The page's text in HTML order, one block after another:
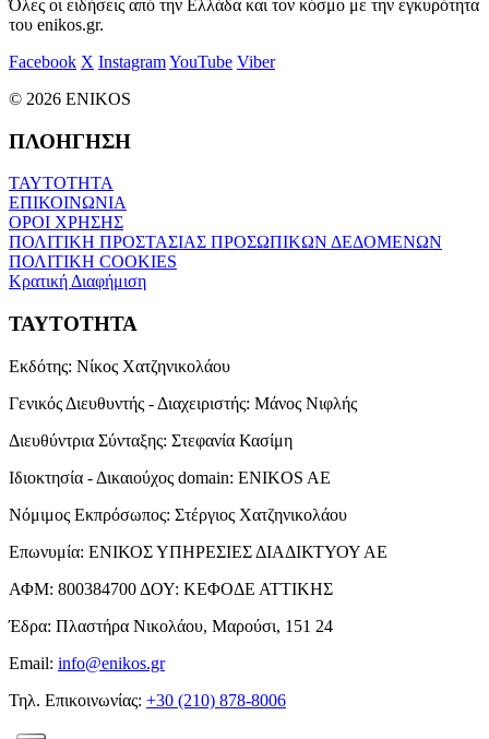
Όλες οι ειδήσεις από την Ελλάδα και τον κόσμο με την εγκυρότητα
του enikos.gr.
Facebook X InstagramYouTube Viber
© 2026 ENIKOS
ΠΛΟΗΓΗΣΗ
ΤΑΥΤΟΤΗΤΑ
ΕΠΙΚΟΙΝΩΝΙΑ
ΟΡΟΙ ΧΡΗΣΗΣ
ΠΟΛΙΤΙΚΗ ΠΡΟΣΤΑΣΙΑΣ ΠΡΟΣΩΠΙΚΩΝ ΔΕΔΟΜΕΝΩΝ
ΠΟΛΙΤΙΚΗ COOKIES
Κρατική Διαφήμιση
ΤΑΥΤΟΤΗΤΑ
Εκδότης: Νίκος Χατζηνικολάου
Γενικός Διευθυντής - Διαχειριστής: Μάνος Νιφλής
Διευθύντρια Σύνταξης: Στεφανία Κασίμη
Ιδιοκτησία - Δικαιούχος domain: ENIKOS AE
Νόμιμος Εκπρόσωπος: Στέργιος Χατζηνικολάου
Επωνυμία: ΕΝΙΚΟΣ ΥΠΗΡΕΣΙΕΣ ΔΙΑΔΙΚΤΥΟΥ ΑΕ
ΑΦΜ: 800384700 ΔΟΥ: ΚΕΦΟΔΕ ΑΤΤΙΚΗΣ
Έδρα: Πλαστήρα Νικολάου, Μαρούσι, 151 24
Email: info@enikos.gr
Τηλ. Επικοινωνίας: +30 (210) 878-8006